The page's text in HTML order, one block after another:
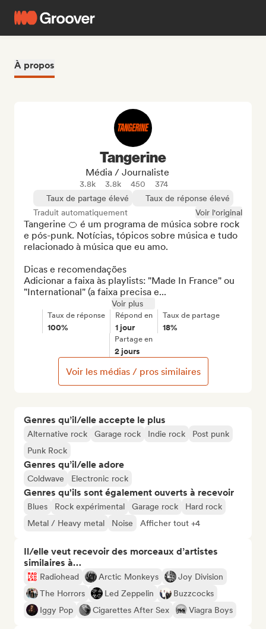
À propos
Genres qu’il/elle accepte le plus
Alternative rock Garage rock Indie rock
Post punk
Punk Rock
Genres qu’il/elle adore
Coldwave Electronic rock
Genres qu'ils sont également ouverts à recevoir
Blues Rock expérimental Garage rock
Hard rock
Metal / Heavy metal
Noise Afficher tout +4
Il/elle veut recevoir des morceaux d’artistes
similaires à…
Radiohead Arctic Monkeys
Joy Division
The Horrors
Led Zeppelin
Buzzcocks
Iggy Pop
Cigarettes After Sex Viagra Boys
Tangerine
Média / Journaliste
3.8k 3.8k 450
374
Taux de partage élevé
Taux de réponse élevé
Traduit automatiquement
Voir l'original
Tangerine 🍊 é um programa de música sobre rock
e pós-punk. Notícias, tópicos sobre música e tudo
relacionado à música que eu amo.
Dicas e recomendações
Adicionar a faixa às playlists: "Made In France" ou
"International" (a faixa precisa e...
Voir plus
Taux de réponse
100%
Répond en
1 jour
Taux de partage
18%
Partage en
2 jours
Voir les médias / pros similaires